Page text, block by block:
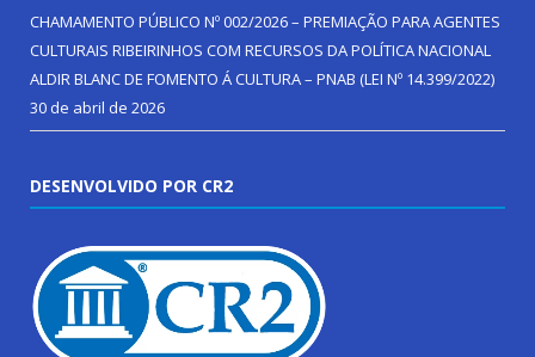
CHAMAMENTO PÚBLICO Nº 002/2026 – PREMIAÇÃO PARA AGENTES
CULTURAIS RIBEIRINHOS COM RECURSOS DA POLÍTICA NACIONAL
ALDIR BLANC DE FOMENTO Á CULTURA – PNAB (LEI Nº 14.399/2022)
30 de abril de 2026
DESENVOLVIDO POR CR2